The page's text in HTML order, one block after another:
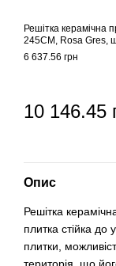
Решітка керамічна
245CM, Rosa Gres,
6 637.56 грн
10 146.45
Опис
Решітка
плитка стійка
плитки,
територія, що